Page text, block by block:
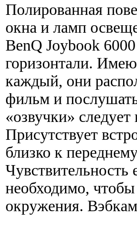
Полированная
окна и ламп
BenQ Joybook
горизонтали.
каждый, они
фильм и
«озвучки»
Присутствует
близко к
Чувствительность
необходимо,
окружения.